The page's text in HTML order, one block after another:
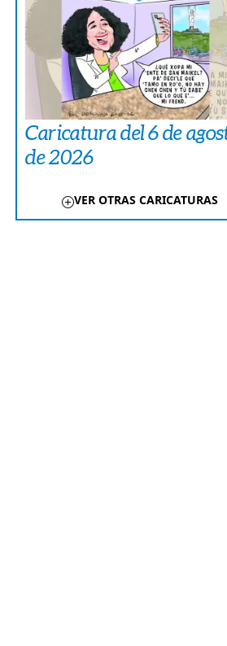
Caricatura del 6 de
de 2026
VER OTRAS CARICATURAS